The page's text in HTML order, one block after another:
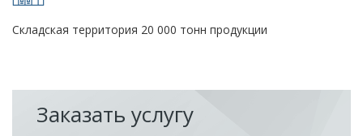
Складская территория 20 000 тонн продукции
Заказать услугу